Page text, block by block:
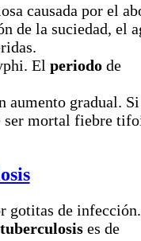
causada por el
de la suciedad, el
El periodode
aumento gradual.
ser mortal fiebre
gotitas de infección.
tuberculosises de